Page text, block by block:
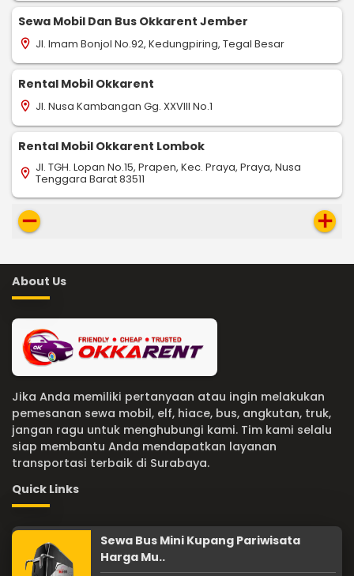
Sewa Mobil Dan Bus Okkarent Jember
location_on Jl. Imam Bonjol No.92, Kedungpiring, Tegal Besar
Rental Mobil Okkarent
location_on Jl. Nusa Kambangan Gg. XXVIII No.1
Rental Mobil Okkarent Lombok
location_on Jl. TGH. Lopan No.15, Prapen, Kec. Praya, Praya, Nusa
Tenggara Barat 83511
remove add
About Us
Jika Anda memiliki pertanyaan atau ingin melakukan
pemesanan sewa mobil, elf, hiace, bus, angkutan, truk,
jangan ragu untuk menghubungi kami. Tim kami selalu
siap membantu Anda mendapatkan layanan
transportasi terbaik di Surabaya.
Quick Links
Sewa Bus Mini Kupang Pariwisata
Harga Mu..